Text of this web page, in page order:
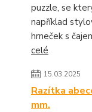
puzzle, se
například
hrneček s
celé
15.03.2025
Razítka
mm.